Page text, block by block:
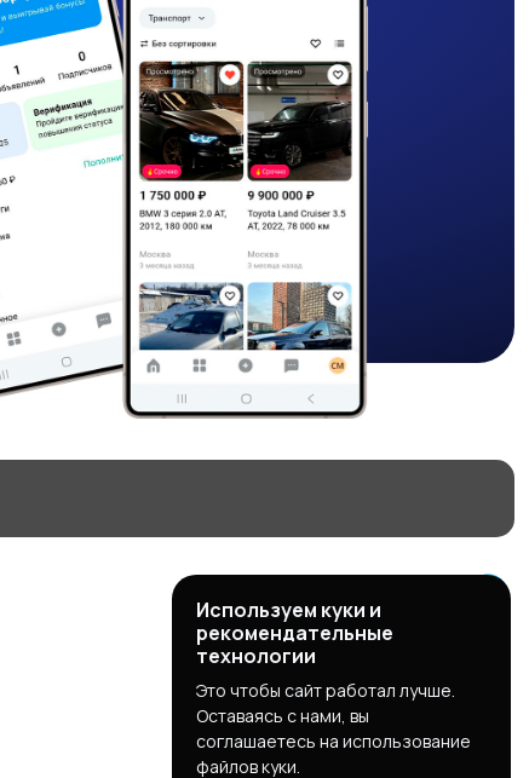
Используем куки и
рекомендательные
технологии
Это чтобы сайт работал лучше.
Оставаясь с нами, вы
соглашаетесь на использование
файлов куки.